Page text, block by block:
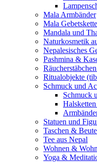
Mala Armbänder
Mala
Mandala und
Naturkosmetik
Nepalesisches
Pashmina &
Ritualobjekte
Schmuck und
Schmuck
Statuen und
Taschen &
Tee aus Nepal
Wohnen &
Yoga &